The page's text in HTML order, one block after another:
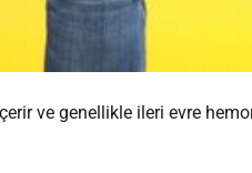
ve genellikle ileri evre